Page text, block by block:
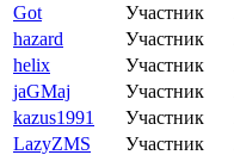
Got
Участник
hazard
Участник
helix
Участник
jaGMaj
Участник
kazus1991
Участник
LazyZMS
Участник